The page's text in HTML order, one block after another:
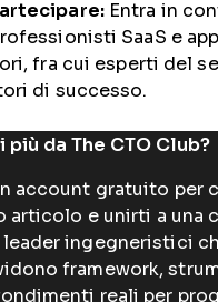
Entra in
SaaS e
fra cui esperti del
di successo.
più da The CTO Club?
account gratuito per
articolo e unirti a una
leader ingegneristici
framework,
reali per